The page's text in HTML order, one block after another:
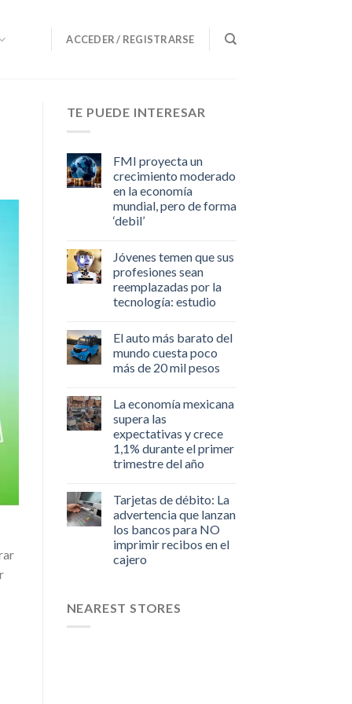
ACCEDER / REGISTRARSE
TE PUEDE INTERESAR
FMI proyecta un
crecimiento moderado
en la economía
mundial, pero de forma
‘debil’
Jóvenes temen que sus
profesiones sean
reemplazadas por la
tecnología: estudio
El auto más barato del
mundo cuesta poco
más de 20 mil pesos
La economía mexicana
supera las
expectativas y crece
1,1% durante el primer
trimestre del año
Tarjetas de débito: La
advertencia que lanzan
los bancos para NO
imprimir recibos en el
cajero
NEAREST STORES